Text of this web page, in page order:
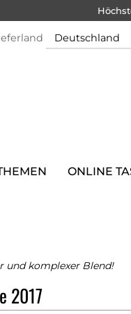
ONLINE
und komplexer Blend!
2017